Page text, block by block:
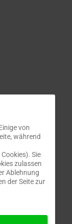
von
während
Sie
zulassen
Ablehnung
der Seite zur